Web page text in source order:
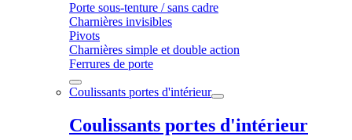
Porte sous-tenture / sans cadre
Charnières invisibles
Pivots
Charnières simple et double action
Ferrures de porte
Coulissants portes d'intérieur
Coulissants portes d'intérieur